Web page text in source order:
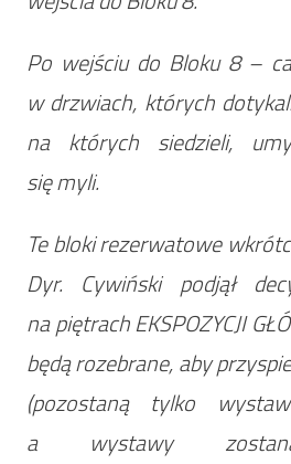
Po wejściu do Bloku 8 –
w drzwiach, których
na których siedzieli,
się myli.
Te bloki rezerwatowe
Dyr. Cywiński podjął
na piętrach EKSPOZYCJI
będą rozebrane, aby
(pozostaną tylko
a wystawy